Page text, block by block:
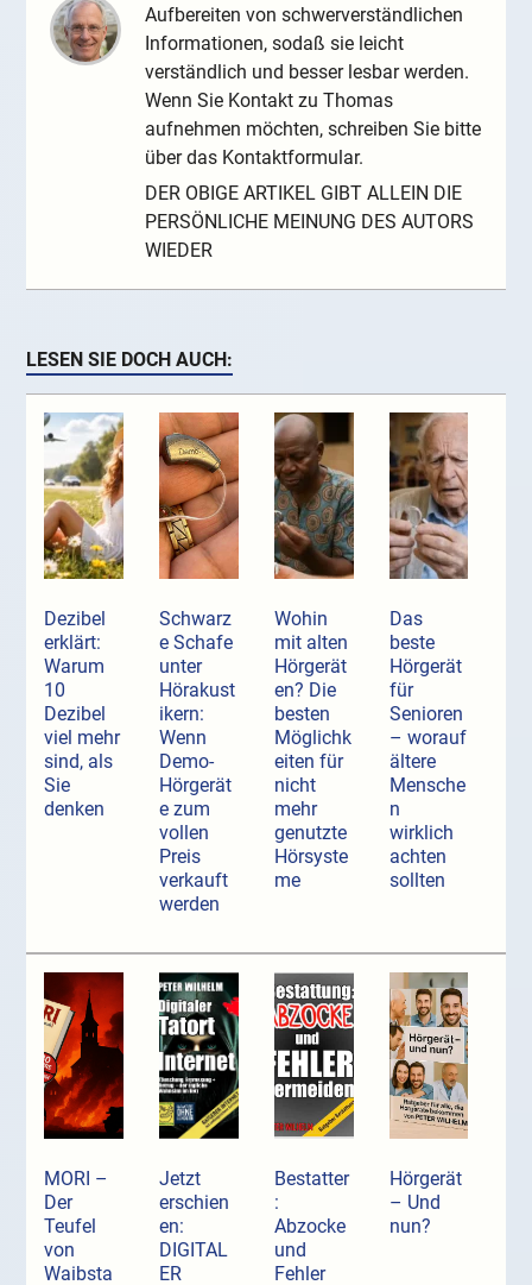
Aufbereiten von schwerverständlichen
Informationen, sodaß sie leicht
verständlich und besser lesbar werden.
Wenn Sie Kontakt zu Thomas
aufnehmen möchten, schreiben Sie bitte
über das Kontaktformular.
DER OBIGE ARTIKEL GIBT ALLEIN DIE
PERSÖNLICHE MEINUNG DES AUTORS
WIEDER
LESEN SIE DOCH AUCH:
Dezibel
erklärt:
Warum
10
Dezibel
viel mehr
sind, als
Sie
denken
Schwarz
e Schafe
unter
Hörakust
ikern:
Wenn
Demo-
Hörgerät
e zum
vollen
Preis
verkauft
werden
Wohin
mit alten
Hörgerät
en? Die
besten
Möglichk
eiten für
nicht
mehr
genutzte
Hörsyste
me
Das
beste
Hörgerät
für
Senioren
– worauf
ältere
Mensche
n
wirklich
achten
sollten
MORI –
Der
Teufel
von
Waibsta
Jetzt
erschien
en:
DIGITAL
ER
Bestatter
:
Abzocke
und
Fehler
Hörgerät
– Und
nun?